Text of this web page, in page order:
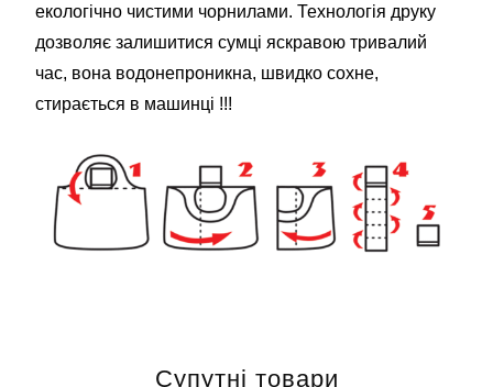
екологічно чистими чорнилами. Технологія друку
дозволяє залишитися сумці яскравою тривалий
час, вона водонепроникна, швидко сохне,
стирається в машинці !!!
Супутні товари